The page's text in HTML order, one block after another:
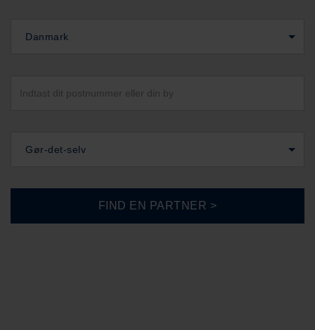
Danmark
Gør-det-selv